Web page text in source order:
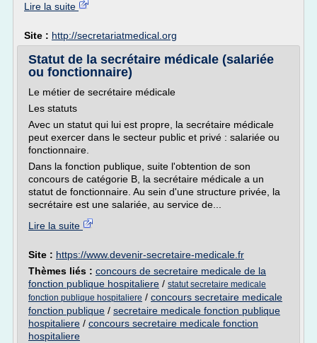
Lire la suite
Site : http://secretariatmedical.org
Statut de la secrétaire médicale (salariée
ou fonctionnaire)
Le métier de secrétaire médicale
Les statuts
Avec un statut qui lui est propre, la secrétaire médicale
peut exercer dans le secteur public et privé : salariée ou
fonctionnaire.
Dans la fonction publique, suite l'obtention de son
concours de catégorie B, la secrétaire médicale a un
statut de fonctionnaire. Au sein d'une structure privée, la
secrétaire est une salariée, au service de...
Lire la suite
Site : https://www.devenir-secretaire-medicale.fr
Thèmes liés : concours de secretaire medicale de la
fonction publique hospitaliere / statut secretaire medicale
fonction publique hospitaliere / concours secretaire medicale
fonction publique / secretaire medicale fonction publique
hospitaliere / concours secretaire medicale fonction
hospitaliere